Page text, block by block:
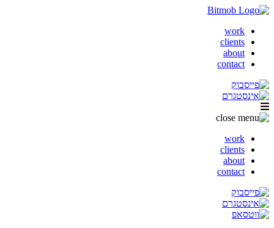
work
clients
about
contact
work
clients
about
contact